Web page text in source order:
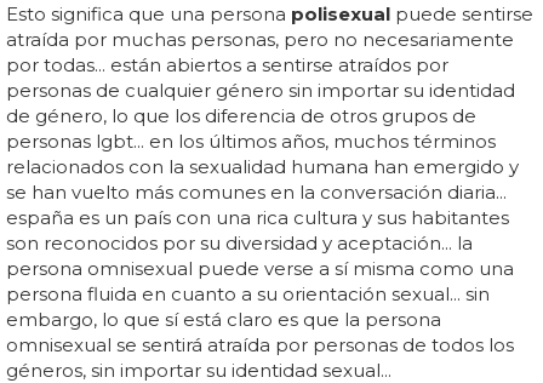
Esto significa que una persona polisexual puede sentirse
atraída por muchas personas, pero no necesariamente
por todas... están abiertos a sentirse atraídos por
personas de cualquier género sin importar su identidad
de género, lo que los diferencia de otros grupos de
personas lgbt... en los últimos años, muchos términos
relacionados con la sexualidad humana han emergido y
se han vuelto más comunes en la conversación diaria...
españa es un país con una rica cultura y sus habitantes
son reconocidos por su diversidad y aceptación... la
persona omnisexual puede verse a sí misma como una
persona fluida en cuanto a su orientación sexual... sin
embargo, lo que sí está claro es que la persona
omnisexual se sentirá atraída por personas de todos los
géneros, sin importar su identidad sexual...